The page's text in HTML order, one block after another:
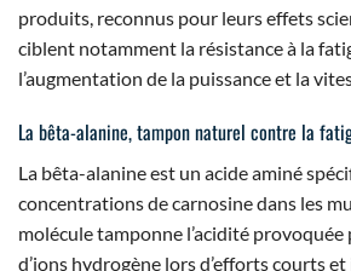
produits, reconnus pour leurs effets
ciblent notamment la résistance à la
l’augmentation de la puissance et la
La bêta-alanine, tampon naturel contre la
La bêta-alanine est un acide aminé
concentrations de carnosine dans les
molécule tamponne l’acidité provoquée
d’ions hydrogène lors d’efforts courts